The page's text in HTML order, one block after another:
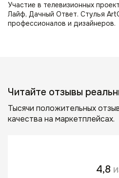
Участие в телевизионных
Лайф, Дачный Ответ. Стулья
профессионалов и дизайнеров.
Читайте отзывы
Тысячи положительных
качества на маркетплейсах.
4,8